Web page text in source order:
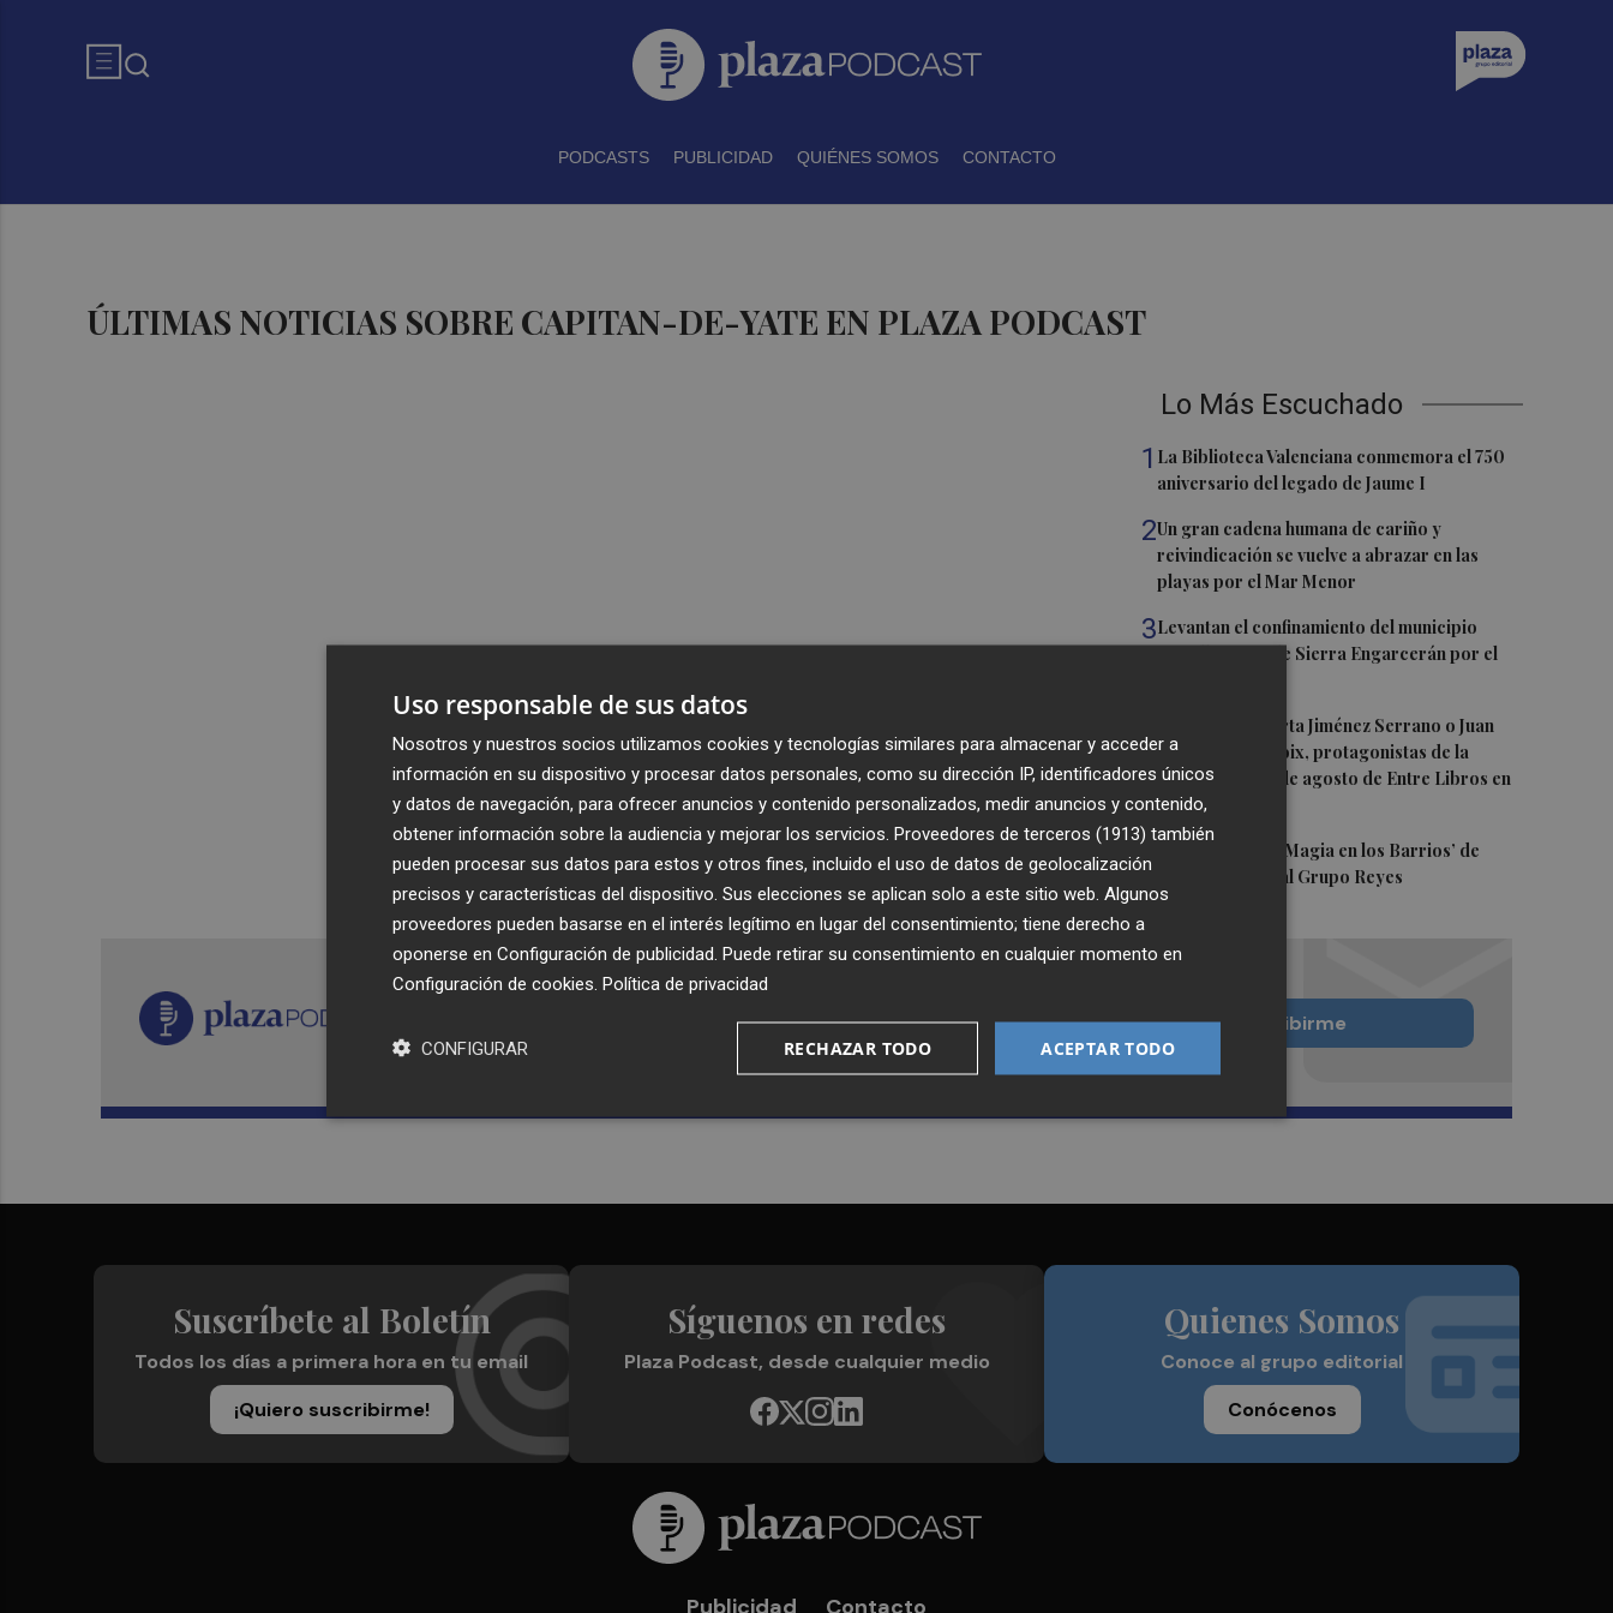
PODCASTS PUBLICIDAD QUIÉNES SOMOS CONTACTO
ÚLTIMAS NOTICIAS SOBRE CAPITAN-DE-YATE EN PLAZA PODCAST
Lo Más Escuchado
1 La Biblioteca Valenciana conmemora el 750
aniversario del legado de Jaume I
2Un gran cadena humana de cariño y
reivindicación se vuelve a abrazar en las
playas por el Mar Menor
3Levantan el confinamiento del municipio
castellonense de Sierra Engarcerán por el
Juan Tallón, Marta Jiménez Serrano o Juan
Evaristo Valls Boix, protagonistas de la
programación de agosto de Entre Libros en
Benicàssim
5
Los talleres de ‘Magia en los Barrios’ de
Castelló llegan al Grupo Reyes
Recibe toda la actualidad de
Plaza Podcast en tu correo
Quiero suscribirme
Suscríbete al Boletín
Todos los días a primera hora en tu email
¡Quiero suscribirme!
Síguenos en redes
Plaza Podcast, desde cualquier medio
Quienes Somos
Conoce al grupo editorial
Conócenos
Publicidad Contacto
Uso responsable de sus datos
Nosotros y nuestros socios utilizamos cookies y tecnologías similares para almacenar y acceder a
información en su dispositivo y procesar datos personales, como su dirección IP, identificadores únicos
y datos de navegación, para ofrecer anuncios y contenido personalizados, medir anuncios y contenido,
obtener información sobre la audiencia y mejorar los servicios. Proveedores de terceros (1913) también
pueden procesar sus datos para estos y otros fines, incluido el uso de datos de geolocalización
precisos y características del dispositivo. Sus elecciones se aplican solo a este sitio web. Algunos
proveedores pueden basarse en el interés legítimo en lugar del consentimiento; tiene derecho a
oponerse en Configuración de publicidad . Puede retirar su consentimiento en cualquier momento en
Configuración de cookies Política de privacidad
ACEPTAR TODO
RECHAZAR TODO
CONFIGURAR